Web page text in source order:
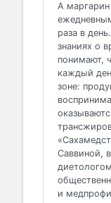
А маргарин
раза в
знаниях о
понимают,
каждый
зоне:
Саввиной,
и